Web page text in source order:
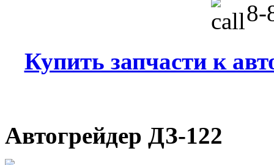
8-
Купить запчасти к
Автогрейдер ДЗ-122